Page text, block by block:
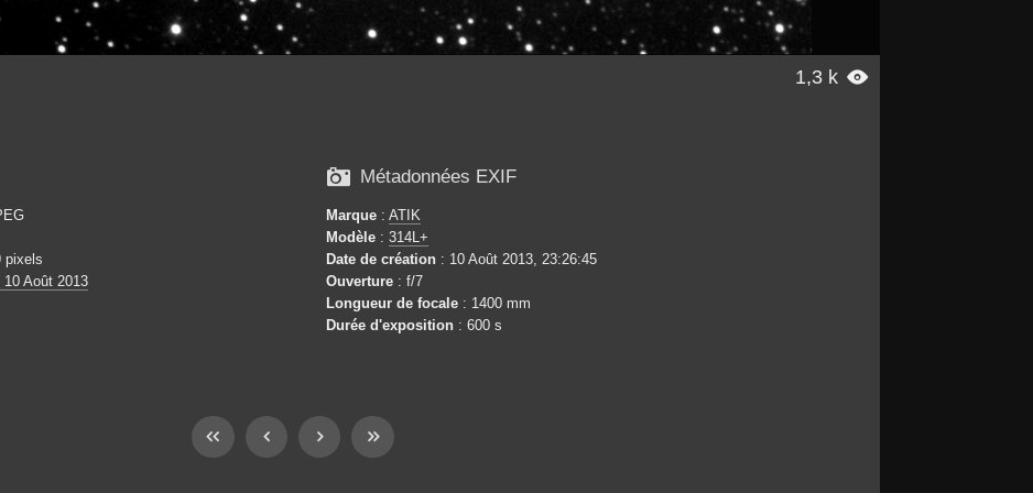
1,3 k 
pixels
Août 2013
 Métadonnées EXIF
Marque : ATIK
Modèle : 314L+
Date de création : 10 Août 2013, 23:26:45
Ouverture : f/7
Longueur de focale : 1400 mm
Durée d'exposition : 600 s